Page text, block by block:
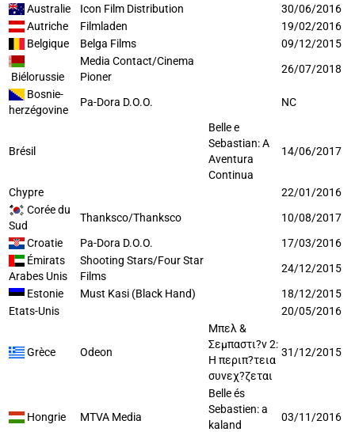
Australie Icon Film Distribution
30/06/2016
Autriche
Filmladen
19/02/2016
Belgique
Belga Films 09/12/2015
Biélorussie
Media Contact/Cinema
Pioner
26/07/2018
Bosnie-
herzégovine
Pa-Dora D.O.O. NC
Brésil
Belle e
Sebastian: A
Aventura
Continua
14/06/2017
Chypre
22/01/2016
Corée du
Sud
Thanksco/Thanksco
10/08/2017
Croatie
Pa-Dora D.O.O.
17/03/2016
Émirats
Arabes Unis
Shooting Stars/Four Star
Films
24/12/2015
Estonie
Must Kasi (Black Hand)
18/12/2015
Etats-Unis
20/05/2016
Grèce Odeon
Μπελ &
Σεμπαστι?ν 2:
Η περιπ?τεια
συνεχ?ζεται
31/12/2015
Hongrie MTVA Media
Belle és
Sebastien: a
kaland
03/11/2016